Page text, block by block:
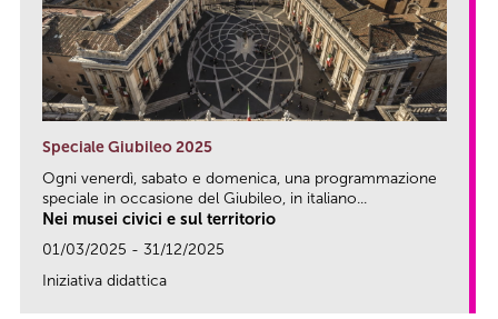
Speciale Giubileo 2025
Ogni venerdì, sabato e domenica, una programmazione
speciale in occasione del Giubileo, in italiano...
Nei musei civici e sul territorio
01/03/2025 - 31/12/2025
Iniziativa didattica